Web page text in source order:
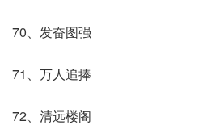
70、发奋图强
71、万人追捧
72、清远楼阁